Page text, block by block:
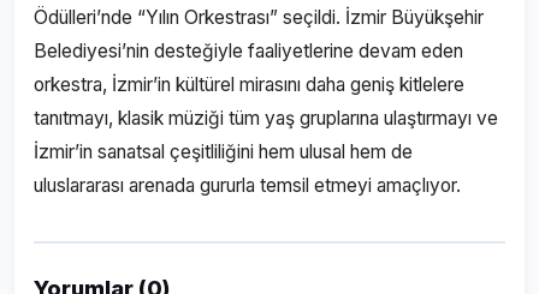
Ödülleri’nde “Yılın Orkestrası” seçildi. İzmir Büyükşehir
Belediyesi’nin desteğiyle faaliyetlerine devam eden
orkestra, İzmir’in kültürel mirasını daha geniş kitlelere
tanıtmayı, klasik müziği tüm yaş gruplarına ulaştırmayı ve
İzmir’in sanatsal çeşitliliğini hem ulusal hem de
uluslararası arenada gururla temsil etmeyi amaçlıyor.
Yorumlar (0)